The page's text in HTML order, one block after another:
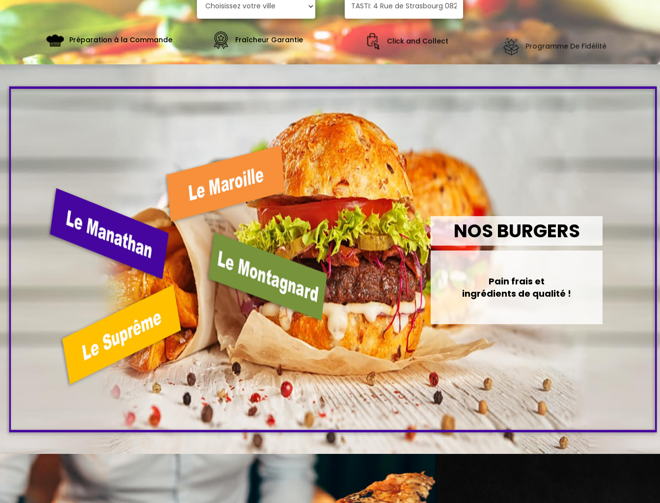
Vos
Avis
Livraison
Préparation à la Commande Fraîcheur Garantie Click and Collect Programme De Fidélité
NOS BURGERS
Pain frais et
ingrédients de qualité !